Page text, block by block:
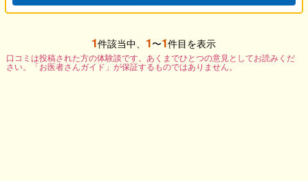
1件該当中、 1〜1件目を表示
口コミは投稿された方の体験談です。あくまでひとつの意見としてお読みくだ
さい。「お医者さんガイド」が保証するものではありません。